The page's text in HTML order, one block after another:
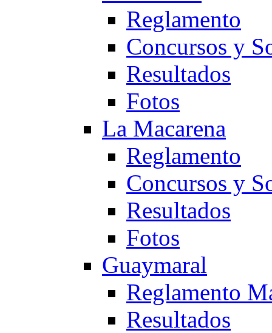
Reglamento
Concursos y
Resultados
Fotos
La Macarena
Reglamento
Concursos y
Resultados
Fotos
Guaymaral
Reglamento
Resultados